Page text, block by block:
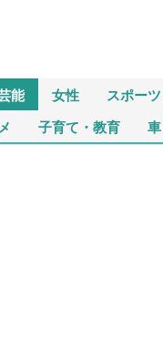
能 女性 スポーツ
子育て・教育